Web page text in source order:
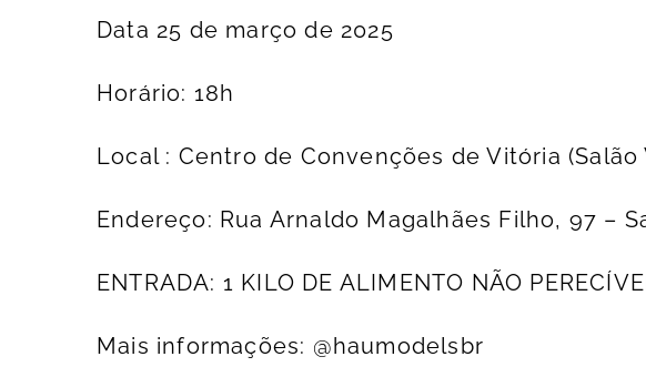
Data 25 de março de 2025
Horário: 18h
Local : Centro de Convenções de Vitória (Salão
Endereço: Rua Arnaldo Magalhães Filho, 97 –
ENTRADA: 1 KILO DE ALIMENTO NÃO
Mais informações: @haumodelsbr